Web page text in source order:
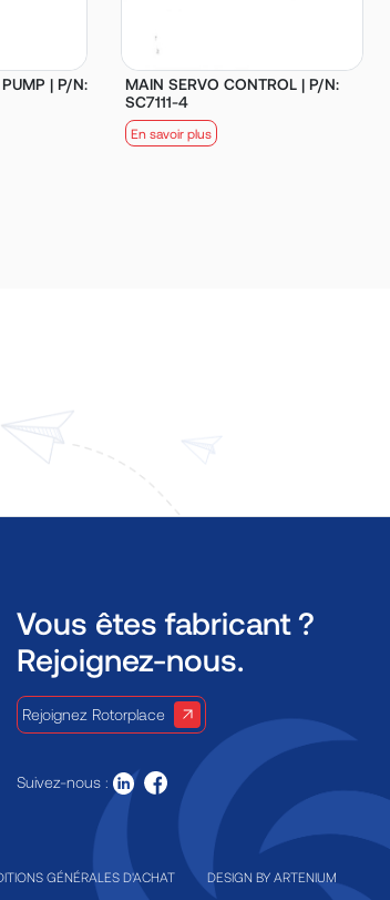
| P/N:
MAIN SERVO CONTROL | P/N:
SC7111-4
En savoir plus
Vous êtes fabricant ?
Rejoignez-nous.
Rejoignez Rotorplace
Suivez-nous :
GÉNÉRALES D'ACHAT DESIGN BY ARTENIUM